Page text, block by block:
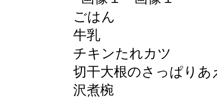
ごはん
牛乳
チキンたれカツ
切干大根のさっぱりあ
沢煮椀